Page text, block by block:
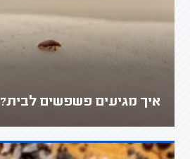
איך מגיעים פשפשים לבית?